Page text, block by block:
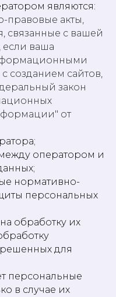
являются:
правовые акты,
связанные с вашей
если ваша
созданием сайтов,
закон
от
оператором и
нормативно-
персональных
обработку их
для
персональные
в случае их